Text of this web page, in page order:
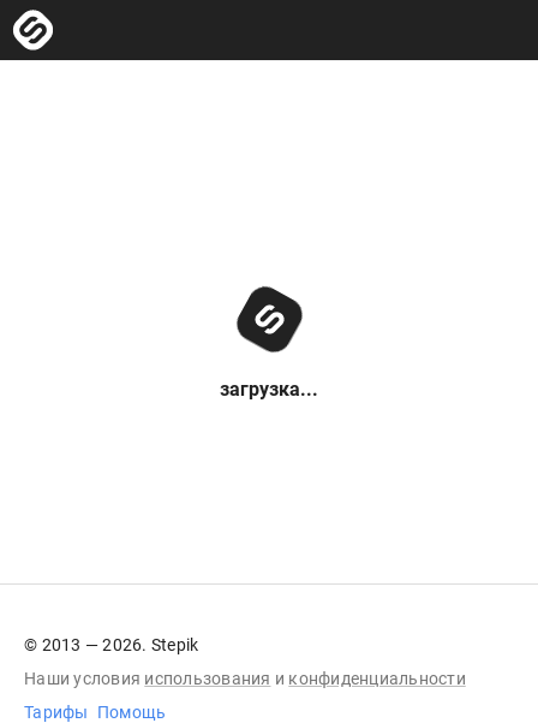
загрузка...
© 2013 — 2026. Stepik
Наши условия использования и конфиденциальности
Тарифы
Помощь